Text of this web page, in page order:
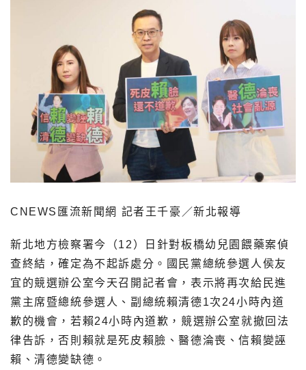
CNEWS匯流新聞網 記者王千豪／新北報導
新北地方檢察署今（12）日針對板橋幼兒園餵藥案偵
查終結，確定為不起訴處分。國民黨總統參選人侯友
宜的競選辦公室今天召開記者會，表示將再次給民進
黨主席暨總統參選人、副總統賴清德1次24小時內道
歉的機會，若賴24小時內道歉，競選辦公室就撤回法
律告訴，否則賴就是死皮賴臉、醫德淪喪、信賴變誣
賴、清德變缺德。